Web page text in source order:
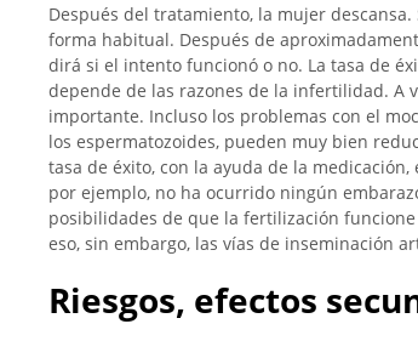
Después del tratamiento, la mujer
forma habitual. Después de
dirá si el intento funcionó o no. La tasa de
depende de las razones de la infertilidad. A
importante. Incluso los problemas con el
los espermatozoides, pueden muy bien
tasa de éxito, con la ayuda de la
por ejemplo, no ha ocurrido ningún
posibilidades de que la fertilización
eso, sin embargo, las vías de inseminación
Riesgos, efectos